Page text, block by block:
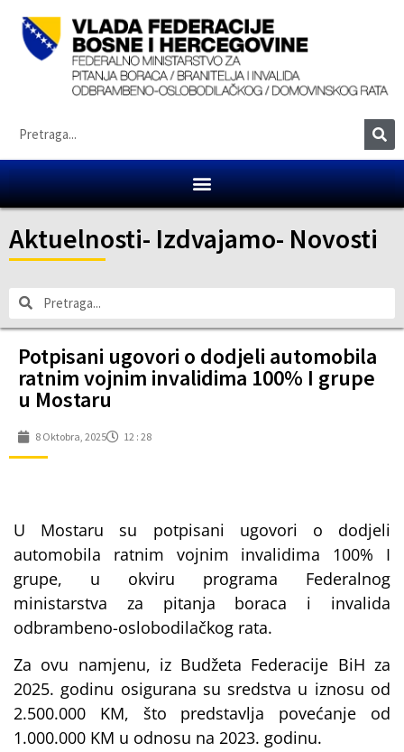
Aktuelnosti- Izdvajamo- Novosti
Potpisani ugovori o dodjeli automobila
ratnim vojnim invalidima 100% I grupe
u Mostaru
8 Oktobra, 2025 12 : 28
U Mostaru su potpisani ugovori o dodjeli
automobila ratnim vojnim invalidima 100% I
grupe, u okviru programa Federalnog
ministarstva za pitanja boraca i invalida
odbrambeno-oslobodilačkog rata.
Za ovu namjenu, iz Budžeta Federacije BiH za
2025. godinu osigurana su sredstva u iznosu od
2.500.000 KM, što predstavlja povećanje od
1.000.000 KM u odnosu na 2023. godinu.